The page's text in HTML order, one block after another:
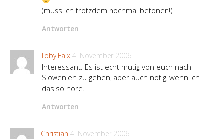
(muss ich trotzdem nochmal betonen!)
Antworten
Toby Faix 4. November 2006
Interessant. Es ist echt mutig von euch nach
Slowenien zu gehen, aber auch nötig, wenn ich
das so höre.
Antworten
Christian 4. November 2006